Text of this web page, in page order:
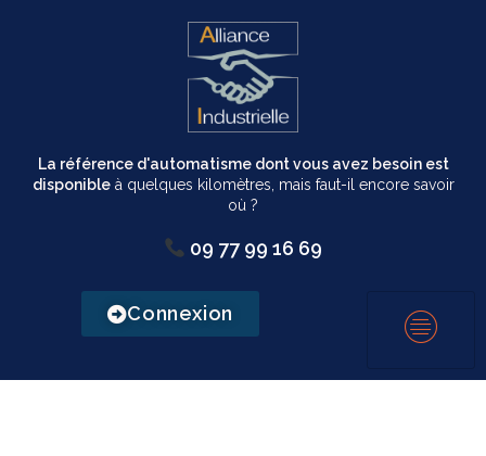
La référence d'automatisme dont vous avez besoin est
disponibleà quelques kilomètres, mais faut-il encore savoir
où ?
09 77 99 16 69
Connexion